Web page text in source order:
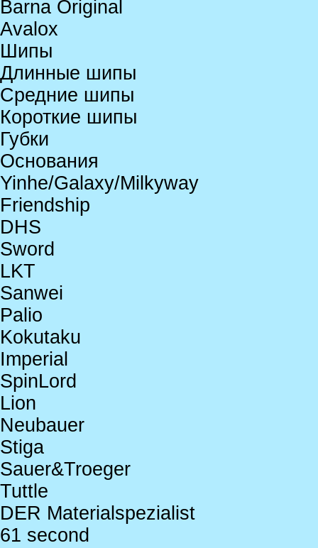
Barna Original
Avalox
Шипы
Длинные шипы
Средние шипы
Короткие шипы
Губки
Основания
Yinhe/Galaxy/Milkyway
Friendship
DHS
Sword
LKT
Sanwei
Palio
Kokutaku
Imperial
SpinLord
Lion
Neubauer
Stiga
Sauer&Troeger
Tuttle
DER Materialspezialist
61 second